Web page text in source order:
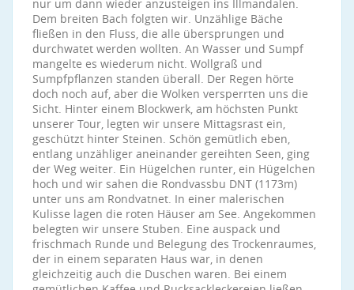
nur um dann wieder anzusteigen ins Illmandalen.
Dem breiten Bach folgten wir. Unzählige Bäche
fließen in den Fluss, die alle übersprungen und
durchwatet werden wollten. An Wasser und Sumpf
mangelte es wiederum nicht. Wollgraß und
Sumpfpflanzen standen überall. Der Regen hörte
doch noch auf, aber die Wolken versperrten uns die
Sicht. Hinter einem Blockwerk, am höchsten Punkt
unserer Tour, legten wir unsere Mittagsrast ein,
geschützt hinter Steinen. Schön gemütlich eben,
entlang unzähliger aneinander gereihten Seen, ging
der Weg weiter. Ein Hügelchen runter, ein Hügelchen
hoch und wir sahen die Rondvassbu DNT (1173m)
unter uns am Rondvatnet. In einer malerischen
Kulisse lagen die roten Häuser am See. Angekommen
belegten wir unsere Stuben. Eine auspack und
frischmach Runde und Belegung des Trockenraumes,
der in einem separaten Haus war, in denen
gleichzeitig auch die Duschen waren. Bei einem